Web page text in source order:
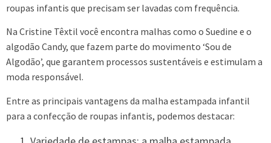
roupas infantis que precisam ser lavadas com frequência.
Na Cristine Têxtil você encontra malhas como o Suedine e o
algodão Candy, que fazem parte do movimento ‘Sou de
Algodão’, que garantem processos sustentáveis e estimulam a
moda responsável.
Entre as principais vantagens da malha estampada infantil
para a confecção de roupas infantis, podemos destacar: